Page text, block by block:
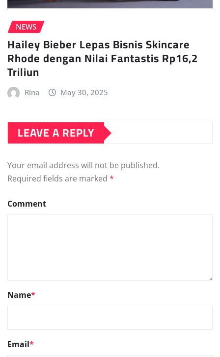
NEWS
Hailey Bieber Lepas Bisnis Skincare
Rhode dengan Nilai Fantastis Rp16,2
Triliun
Rina May 30, 2025
LEAVE A REPLY
Your email address will not be published.
Required fields are marked *
Comment
Name*
Email*